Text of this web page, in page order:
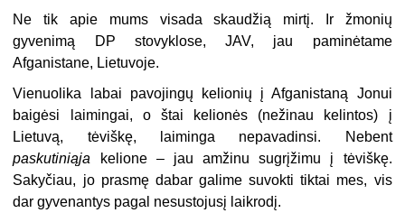
Ne tik apie mums visada skaudžią mirtį. Ir žmonių
gyvenimą DP stovyklose, JAV, jau paminėtame
Afganistane, Lietuvoje.
Vienuolika labai pavojingų kelionių į Afganistaną Jonui
baigėsi laimingai, o štai kelionės (nežinau kelintos) į
Lietuvą, tėviškę, laiminga nepavadinsi. Nebent
paskutiniąja kelione – jau amžinu sugrįžimu į tėviškę.
Sakyčiau, jo prasmę dabar galime suvokti tiktai mes, vis
dar gyvenantys pagal nesustojusį laikrodį.